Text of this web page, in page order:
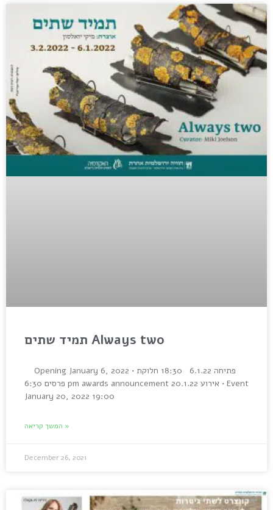
תמיד שתים Always two
Opening January 6, 2022 • פתיחה 6.1.22 18:30 חלוקת
פרסים 6:30 pm awards announcement אירוע 20.1.22 • Event
January 20, 2022 19:00
המשך קריאה »
December 26, 2021